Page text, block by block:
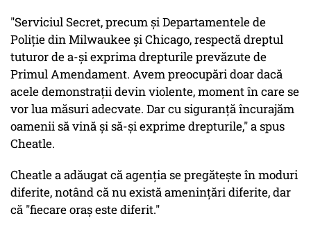
"Serviciul Secret, precum și Departamentele de
Poliție din Milwaukee și Chicago, respectă dreptul
tuturor de a-și exprima drepturile prevăzute de
Primul Amendament. Avem preocupări doar dacă
acele demonstrații devin violente, moment în care se
vor lua măsuri adecvate. Dar cu siguranță încurajăm
oamenii să vină și să-și exprime drepturile," a spus
Cheatle.
Cheatle a adăugat că agenția se pregătește în moduri
diferite, notând că nu există amenințări diferite, dar
că "fiecare oraș este diferit."